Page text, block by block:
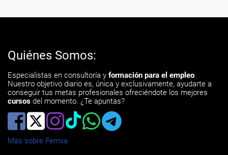
Quiénes Somos:
Especialistas en consultoría y formación para el empleo.
Nuestro objetivo diario es, única y exclusivamente, ayudarte a
conseguir tus metas profesionales ofreciéndote los mejores
cursos del momento. ¿Te apuntas?
Más sobre Femxa